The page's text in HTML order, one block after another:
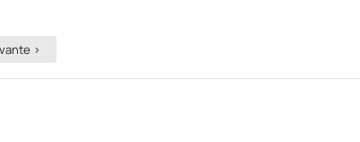
>